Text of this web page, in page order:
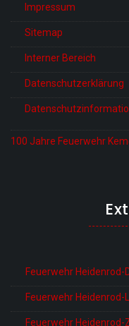
Impressum
Sitemap
Interner Bereich
Datenschutzerklärung
100 Jahre Feuerwehr
Feuerwehr Heidenrod-
Feuerwehr Heidenrod-
Feuerwehr Heidenrod-